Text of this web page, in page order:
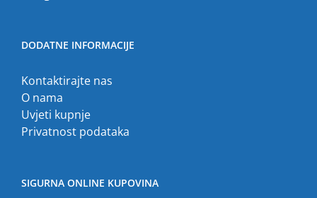
DODATNE INFORMACIJE
Kontaktirajte nas
O nama
Uvjeti kupnje
Privatnost podataka
SIGURNA ONLINE KUPOVINA